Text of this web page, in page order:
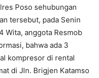
Poso sehubungan
tersebut, pada Senin
Wita, anggota Resmob
bahwa ada 3
kompresor di rental
di Jln. Brigjen Katamso